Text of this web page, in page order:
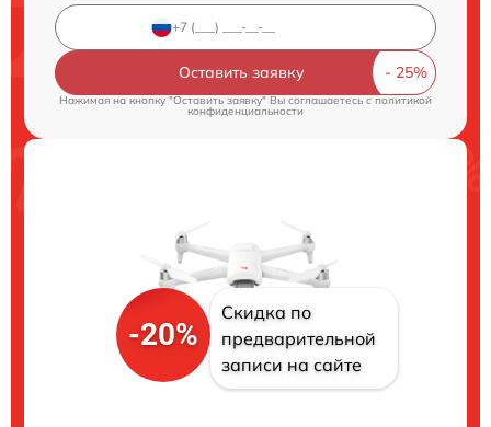
Оставить заявку
Нажимая на кнопку "Оставить заявку" Вы соглашаетесь cполитикой
конфиденциальности
-20%
Скидка по
предварительной
записи на сайте